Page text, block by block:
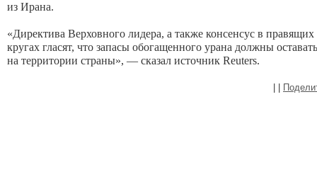
из Ирана.
«Директива ​Верховного лидера, а также консенсус в правящих
кругах гласят, что запасы обогащенного урана должны
на территории страны», — сказал источник Reuters.